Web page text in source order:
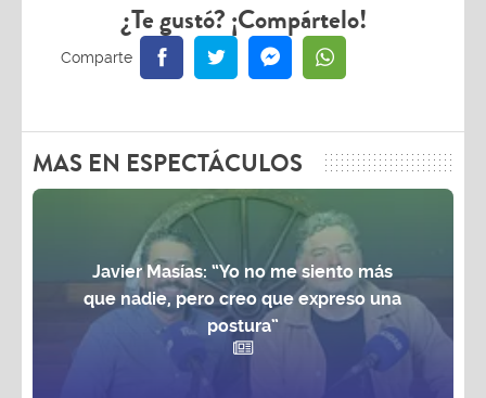
¿Te gustó? ¡Compártelo!
MAS EN ESPECTÁCULOS
Javier Masías: “Yo no me siento más
que nadie, pero creo que expreso una
postura”